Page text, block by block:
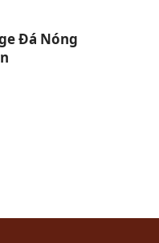
Đá Nóng